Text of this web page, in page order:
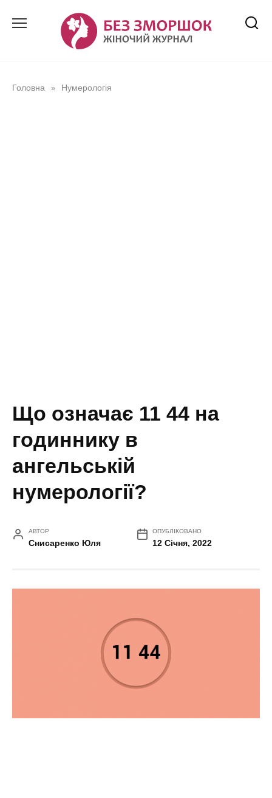
Головна » Нумерологія
Що означає 11 44 на
годиннику в
ангельській
нумерології?
АВТОР
Снисаренко Юля
ОПУБЛІКОВАНО
12 Січня, 2022